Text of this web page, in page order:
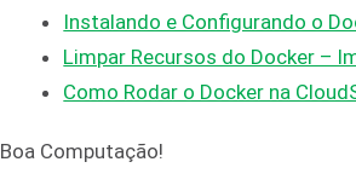
Instalando e Configurando o
Limpar Recursos do Docker –
Como Rodar o Docker na
Boa Computação!